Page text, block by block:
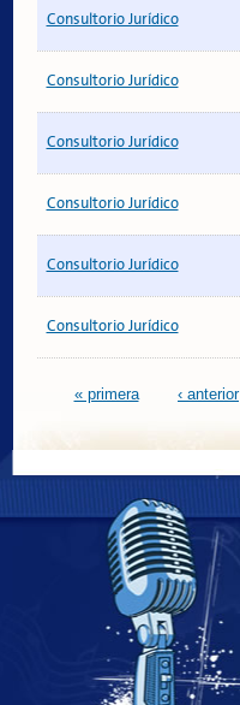
Consultorio Jurídico
Consultorio Jurídico
Consultorio Jurídico
Consultorio Jurídico
Consultorio Jurídico
Consultorio Jurídico
Páginas
« primera ‹ anterior